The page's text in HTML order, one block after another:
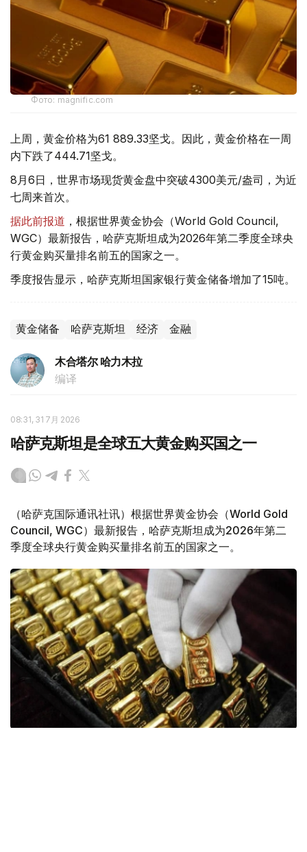
Фото: magnific.com
上周，黄金价格为61 889.33坚戈。因此，黄金价格在一周
内下跌了444.71坚戈。
8月6日，世界市场现货黄金盘中突破4300美元/盎司，为近
七周来首次。
据此前报道 ，根据世界黄金协会（World Gold Council,
WGC）最新报告，哈萨克斯坦成为2026年第二季度全球央
行黄金购买量排名前五的国家之一。
季度报告显示，哈萨克斯坦国家银行黄金储备增加了15吨。
黄金储备 哈萨克斯坦 经济 金融
木合塔尔 哈力木拉
编译
08:31, 31 7月 2026
哈萨克斯坦是全球五大黄金购买国之一
（哈萨克国际通讯社讯）根据世界黄金协会（World Gold
Council, WGC）最新报告，哈萨克斯坦成为2026年第二
季度全球央行黄金购买量排名前五的国家之一。